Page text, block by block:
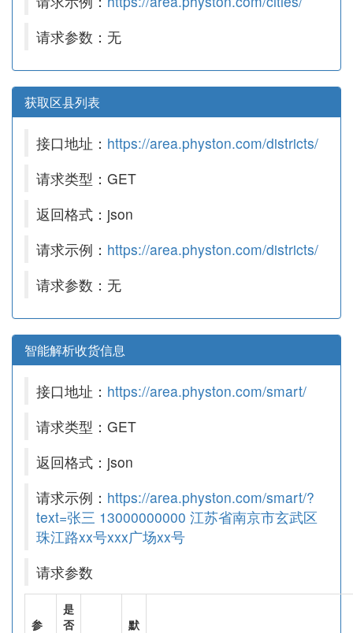
请求参数：无
获取区县列表
接口地址： https://area.physton.com/districts/
请求类型：GET
返回格式：json
请求示例： https://area.physton.com/districts/
请求参数：无
智能解析收货信息
接口地址： https://area.physton.com/smart/
请求类型：GET
返回格式：json
请求示例： https://area.physton.com/smart/?
text=张三 13000000000 江苏省南京市玄武区
珠江路xx号xxx广场xx号
请求参数
参
是
否
默